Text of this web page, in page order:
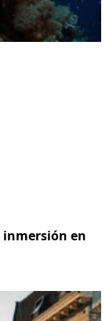
inmersión en